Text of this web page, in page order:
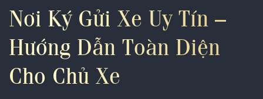
Nơi Ký Gửi Xe Uy Tín –
Hướng Dẫn Toàn Diện
Cho Chủ Xe